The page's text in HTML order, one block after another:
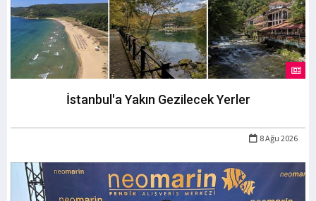
İstanbul'a Yakın Gezilecek Yerler
8 Ağu 2026